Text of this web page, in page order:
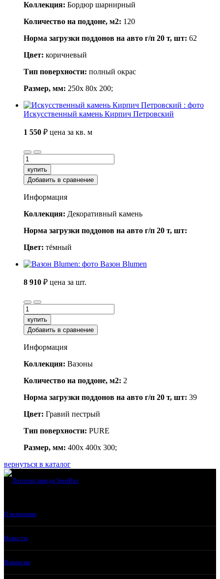
Коллекция: Бордюр шарнирный
Количество на поддоне, м2: 120
Норма загрузки поддонов на авто г/п 20 т, шт: 62
Цвет: коричневый
Тип поверхности: полный окрас
Размер, мм: 250x 80x 200;
Искусственный камень Кирпич Петровский
1 550 ₽ цена за кв. м
купить
Добавить в сравнение
Информация
Коллекция: Декоративный камень
Норма загрузки поддонов на авто г/п 20 т, шт:
Цвет: тёмный
Вазон Blumen
8 910 ₽ цена за шт.
купить
Добавить в сравнение
Информация
Коллекция: Вазоны
Количество на поддоне, м2: 2
Норма загрузки поддонов на авто г/п 20 т, шт: 39
Цвет: Гравий пестрый
Тип поверхности: PURE
Размер, мм: 400x 400x 300;
вернуться в каталог
О компании
Новости
Вакансии